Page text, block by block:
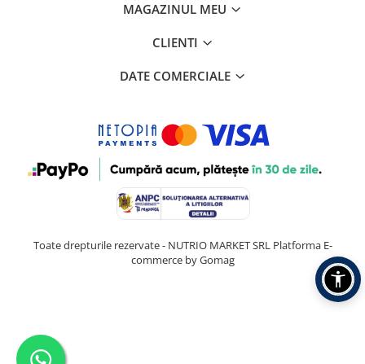
MAGAZINUL MEU
CLIENTI
DATE COMERCIALE
Toate drepturile rezervate - NUTRIO MARKET SRL Platforma E-
commerce by Gomag